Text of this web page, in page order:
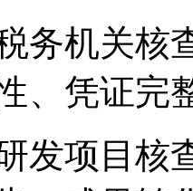
机关核查
、凭证完
项目核查